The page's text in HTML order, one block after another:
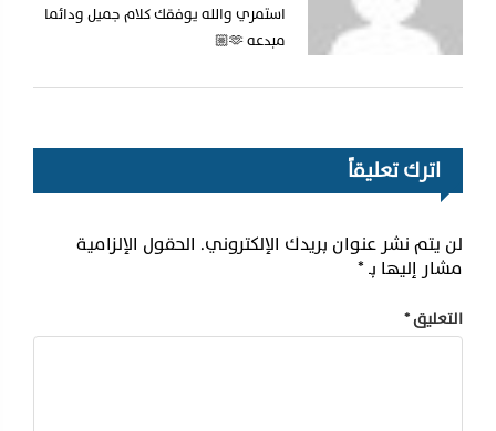
استمري والله يوفقك كلام جميل ودائما
مبدعه 🫶🏼
اترك تعليقاً
لن يتم نشر عنوان بريدك الإلكتروني. الحقول الإلزامية
مشار إليها بـ*
التعليق*